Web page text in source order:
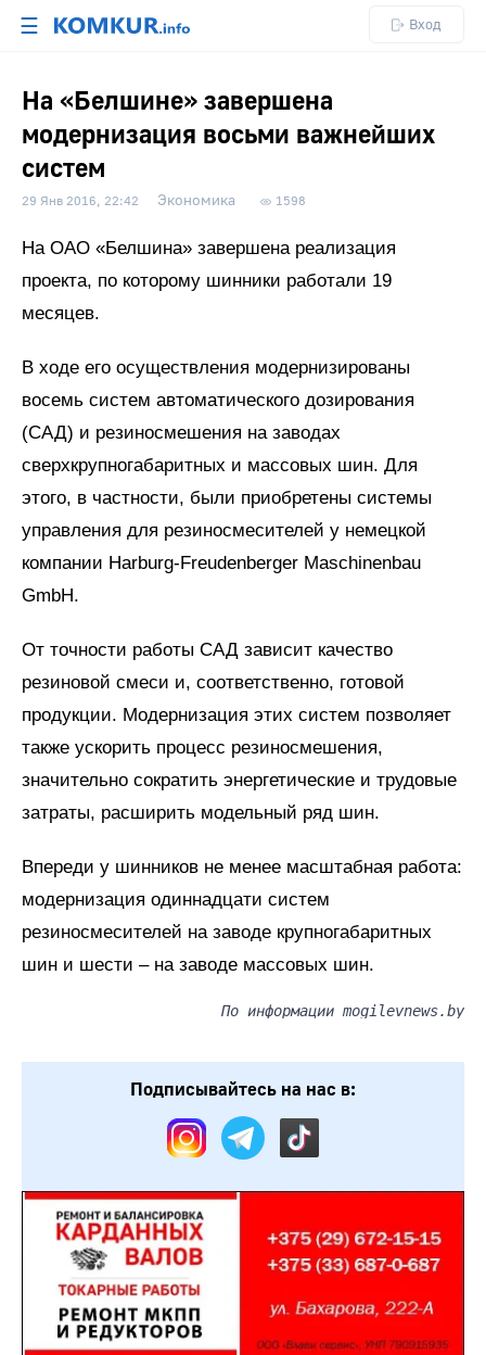
☰ Вход
На «Белшине» завершена
модернизация восьми важнейших
систем
29 Янв 2016, 22:42 Экономика 1598
На ОАО «Белшина» завершена реализация
проекта, по которому шинники работали 19
месяцев.
В ходе его осуществления модернизированы
восемь систем автоматического дозирования
(САД) и резиносмешения на заводах
сверхкрупногабаритных и массовых шин. Для
этого, в частности, были приобретены системы
управления для резиносмесителей у немецкой
компании Harburg-Freudenberger Maschinenbau
GmbH.
От точности работы САД зависит качество
резиновой смеси и, соответственно, готовой
продукции. Модернизация этих систем позволяет
также ускорить процесс резиносмешения,
значительно сократить энергетические и трудовые
затраты, расширить модельный ряд шин.
Впереди у шинников не менее масштабная работа:
модернизация одиннадцати систем
резиносмесителей на заводе крупногабаритных
шин и шести – на заводе массовых шин.
По информации mogilevnews.by
Подписывайтесь на нас в: